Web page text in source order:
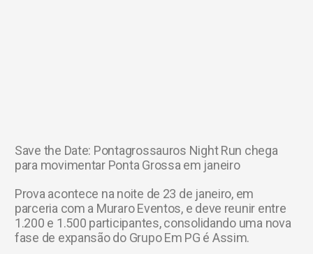
Save the Date: Pontagrossauros Night Run chega
para movimentar Ponta Grossa em janeiro
Prova acontece na noite de 23 de janeiro, em
parceria com a Muraro Eventos, e deve reunir entre
1.200 e 1.500 participantes, consolidando uma nova
fase de expansão do Grupo Em PG é Assim.